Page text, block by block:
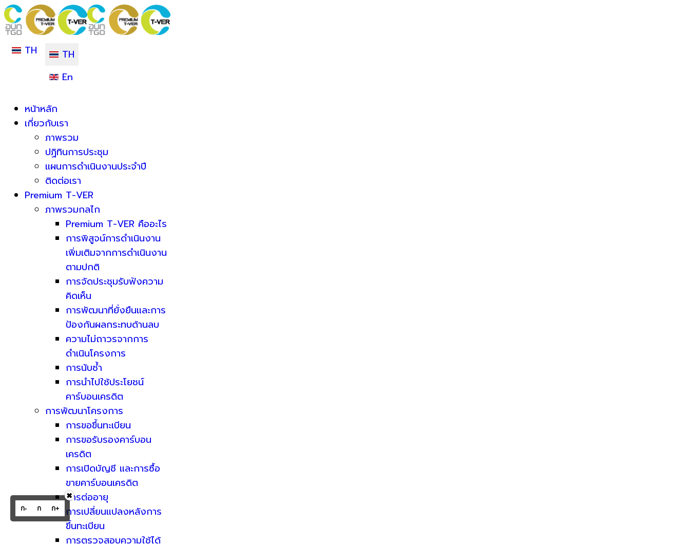
TH
TH
En
หน้าหลัก
เกี่ยวกับเรา
ภาพรวม
ปฏิทินการประชุม
แผนการดำเนินงานประจำปี
ติดต่อเรา
Premium T-VER
ภาพรวมกลไก
Premium T-VER คืออะไร
การพิสูจน์การดำเนินงาน
เพิ่มเติมจากการดำเนินงาน
ตามปกติ
การจัดประชุมรับฟังความ
คิดเห็น
การพัฒนาที่ยั่งยืนและการ
ป้องกันผลกระทบด้านลบ
ความไม่ถาวรจากการ
ดำเนินโครงการ
การนับซ้ำ
การนำไปใช้ประโยชน์
คาร์บอนเครดิต
การพัฒนาโครงการ
การขอขึ้นทะเบียน
การขอรับรองคาร์บอน
เครดิต
การเปิดบัญชี และการซื้อ
ขายคาร์บอนเครดิต
การต่ออายุ
การเปลี่ยนแปลงหลังการ
ขึ้นทะเบียน
การตรวจสอบความใช้ได้
ก- ก ก+
✖